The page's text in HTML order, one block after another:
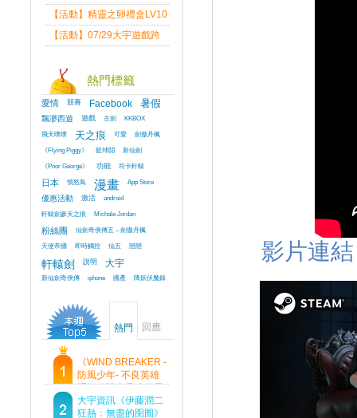
維護公告
【活動】精靈之卵禮盒LV10
限量發送中
【活動】07/29大宇遊戲跨
熱門標籤
愛情 競賽 Facebook 暑假
飄渺西遊 遊戲 古劍
KKBOX
飛天噗噗
天之痕 可愛
劍傲丹楓
《Flying Piggy》
籃球鬪
新仙劍
《Poor George》
功能 符卡軒轅
日本 憤怒鳥 漫畫 App Store
優惠活動 激活
android
軒轅劍參天之痕
Michale Jordan
粉絲團
仙劍奇俠傳五 – 劍傲丹楓
天使帝國
即時觸控 仙五 戀戀
軒轅劍 說明 大宇
新仙劍奇俠傳 iphone 國產 降妖伏魔錄
熱門 回應
《WIND BREAKER -
防風少年- 不良英雄
譚》傳說中最強的男
人現身！即將顛覆風
鈴高中！
大宇資訊《伊藤潤二
狂熱：無盡的囹圄》
影片連